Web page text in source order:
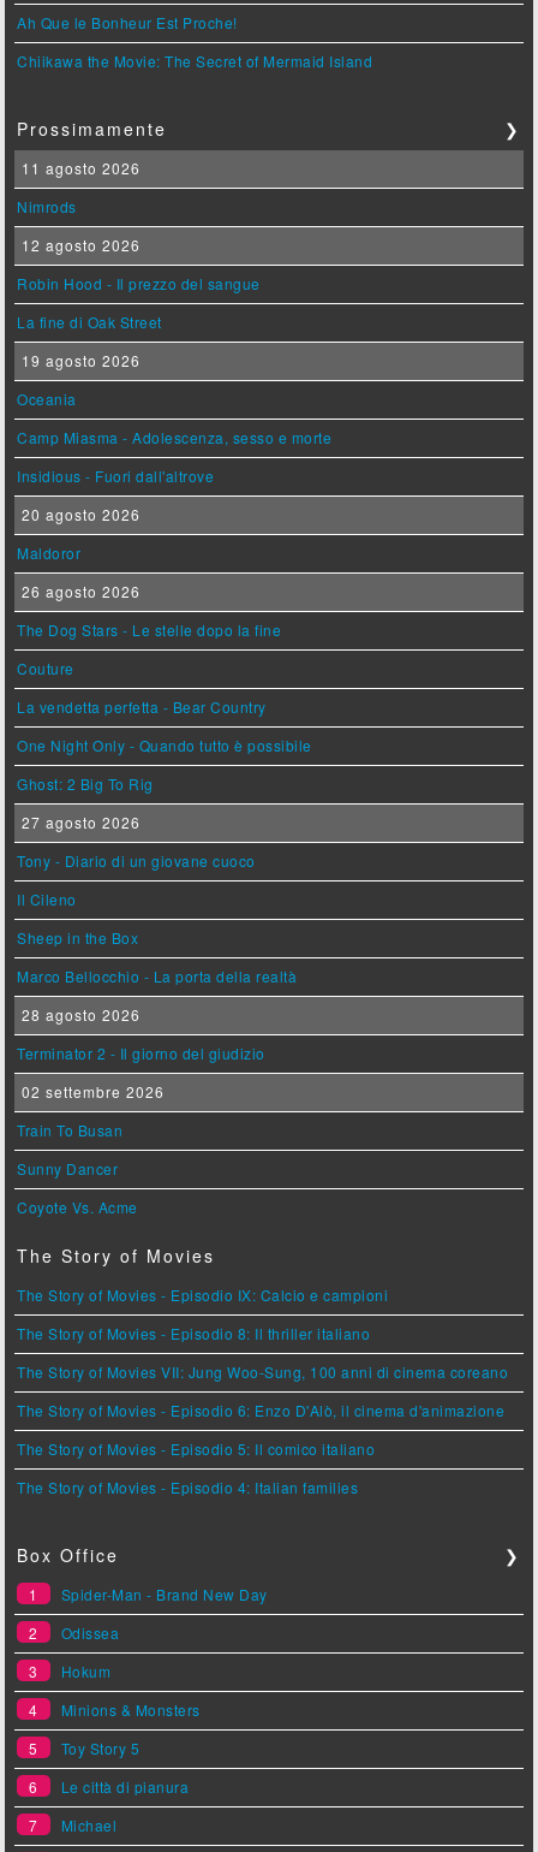
Ah Que le Bonheur Est Proche!
Chiikawa the Movie: The Secret of Mermaid Island
Prossimamente ❯
11 agosto 2026
Nimrods
12 agosto 2026
Robin Hood - Il prezzo del sangue
La fine di Oak Street
19 agosto 2026
Oceania
Camp Miasma - Adolescenza, sesso e morte
Insidious - Fuori dall'altrove
20 agosto 2026
Maldoror
26 agosto 2026
The Dog Stars - Le stelle dopo la fine
Couture
La vendetta perfetta - Bear Country
One Night Only - Quando tutto è possibile
Ghost: 2 Big To Rig
27 agosto 2026
Tony - Diario di un giovane cuoco
Il Cileno
Sheep in the Box
Marco Bellocchio - La porta della realtà
28 agosto 2026
Terminator 2 - Il giorno del giudizio
02 settembre 2026
Train To Busan
Sunny Dancer
Coyote Vs. Acme
The Story of Movies
The Story of Movies - Episodio IX: Calcio e campioni
The Story of Movies - Episodio 8: Il thriller italiano
The Story of Movies VII: Jung Woo-Sung, 100 anni di cinema coreano
The Story of Movies - Episodio 6: Enzo D'Alò, il cinema d'animazione
The Story of Movies - Episodio 5: Il comico italiano
The Story of Movies - Episodio 4: Italian families
Box Office ❯
1
Spider-Man - Brand New Day
2
Odissea
3
Hokum
4
Minions & Monsters
5
Toy Story 5
6
Le città di pianura
7
Michael